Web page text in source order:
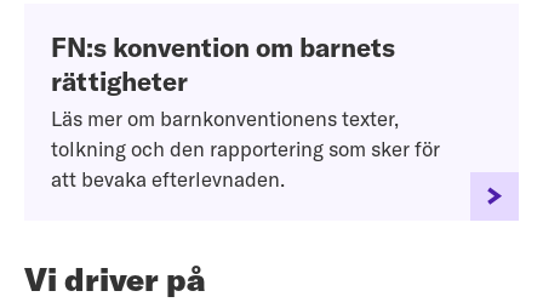
FN:s konvention om barnets
rättigheter
Läs mer om barnkonventionens texter,
tolkning och den rapportering som sker för
att bevaka efterlevnaden.
Vi driver på